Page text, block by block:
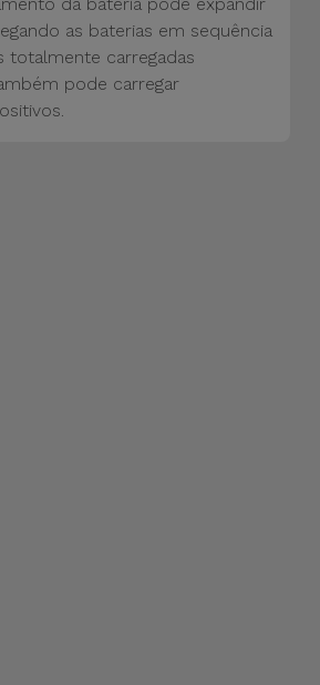
as baterias em sequência
totalmente carregadas
pode carregar